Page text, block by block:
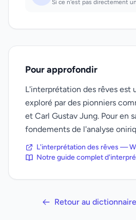
Pour approfondir
L'interprétation des rêves est
exploré par des pionniers
et Carl Gustav Jung. Pour en
fondements de l'analyse
L'interprétation des rêves —
Notre guide complet
Retour au